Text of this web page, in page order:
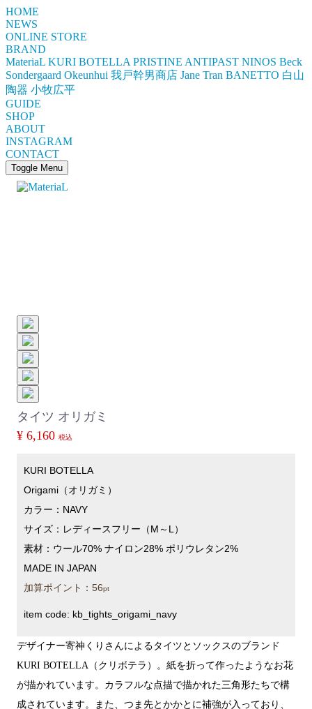
HOME
NEWS
ONLINE STORE
BRAND
MateriaL KURI BOTELLA PRISTINE ANTIPAST NINOS Beck
Sondergaard Okeunhui 我戸幹男商店 Jane Tran BANETTO 白山
陶器 小牧広平
GUIDE
SHOP
ABOUT
INSTAGRAM
CONTACT
Toggle Menu
タイツ オリガミ
¥ 6,160 税込
KURI BOTELLA
Origami（オリガミ）
カラー：NAVY
サイズ：レディースフリー（M～L）
素材：ウール70% ナイロン28% ポリウレタン2%
MADE IN JAPAN
加算ポイント： 56pt
item code: kb_tights_origami_navy
デザイナー寄神くりさんによるタイツとソックスのブランド
KURI BOTELLA（クリボテラ）。紙を折って作ったようなお花
が描かれています。カラフルな点描で描かれた三角形たちで構
成されています。また、つま先とかかとに補強が入っており、